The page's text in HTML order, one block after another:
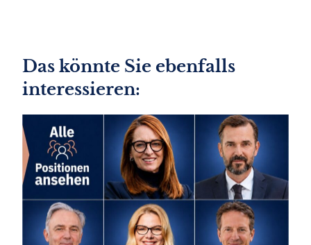
Das könnte Sie ebenfalls
interessieren: